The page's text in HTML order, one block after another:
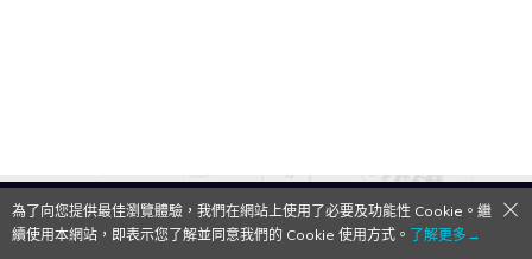
QooApp Limited © 2026
為了向您提供最佳瀏覽體驗，我們在網站上使用了必要及功能性 Cookie。繼
續使用本網站，即表示您了解並同意我們的 Cookie 使用方式。 了解更多→